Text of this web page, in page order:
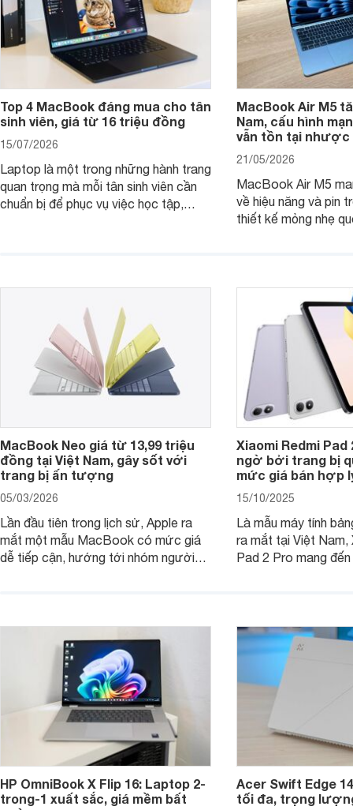
Top 4 MacBook đáng mua cho tân
sinh viên, giá từ 16 triệu đồng
15/07/2026
Laptop là một trong những hành trang
quan trọng mà mỗi tân sinh viên cần
chuẩn bị để phục vụ việc học tập,
MacBook đáng cân nhắc dành cho
MacBook Air M5
Nam, cấu hình
vẫn tồn tại nhược
21/05/2026
MacBook Air M5
về hiệu năng và pin
thiết kế mỏng nhẹ
MacBook Neo giá từ 13,99 triệu
đồng tại Việt Nam, gây sốt với
trang bị ấn tượng
05/03/2026
Lần đầu tiên trong lịch sử, Apple ra
mắt một mẫu MacBook có mức giá
dễ tiếp cận, hướng tới nhóm người
hút sự quan tâm lớn từ thị trường.
Xiaomi Redmi Pad
ngờ bởi trang bị
mức giá bán hợp
15/10/2025
Là mẫu máy tính
ra mắt tại Việt Nam,
Pad 2 Pro mang
HP OmniBook X Flip 16: Laptop 2-
trong-1 xuất sắc, giá mềm bất
Acer Swift Edge
tối đa, trọng